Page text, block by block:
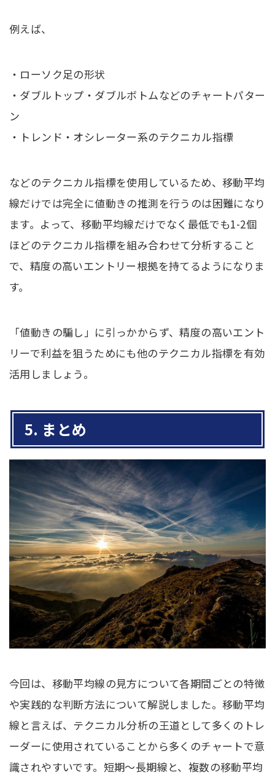
例えば、
・ローソク足の形状
・ダブルトップ・ダブルボトムなどのチャートパター
ン
・トレンド・オシレーター系のテクニカル指標
などのテクニカル指標を使用しているため、移動平均
線だけでは完全に値動きの推測を行うのは困難になり
ます。よって、移動平均線だけでなく最低でも1-2個
ほどのテクニカル指標を組み合わせて分析すること
で、精度の高いエントリー根拠を持てるようになりま
す。
「値動きの騙し」に引っかからず、精度の高いエント
リーで利益を狙うためにも他のテクニカル指標を有効
活用しましょう。
5. まとめ
今回は、移動平均線の見方について各期間ごとの特徴
や実践的な判断方法について解説しました。移動平均
線と言えば、テクニカル分析の王道として多くのトレ
ーダーに使用されていることから多くのチャートで意
識されやすいです。短期〜長期線と、複数の移動平均